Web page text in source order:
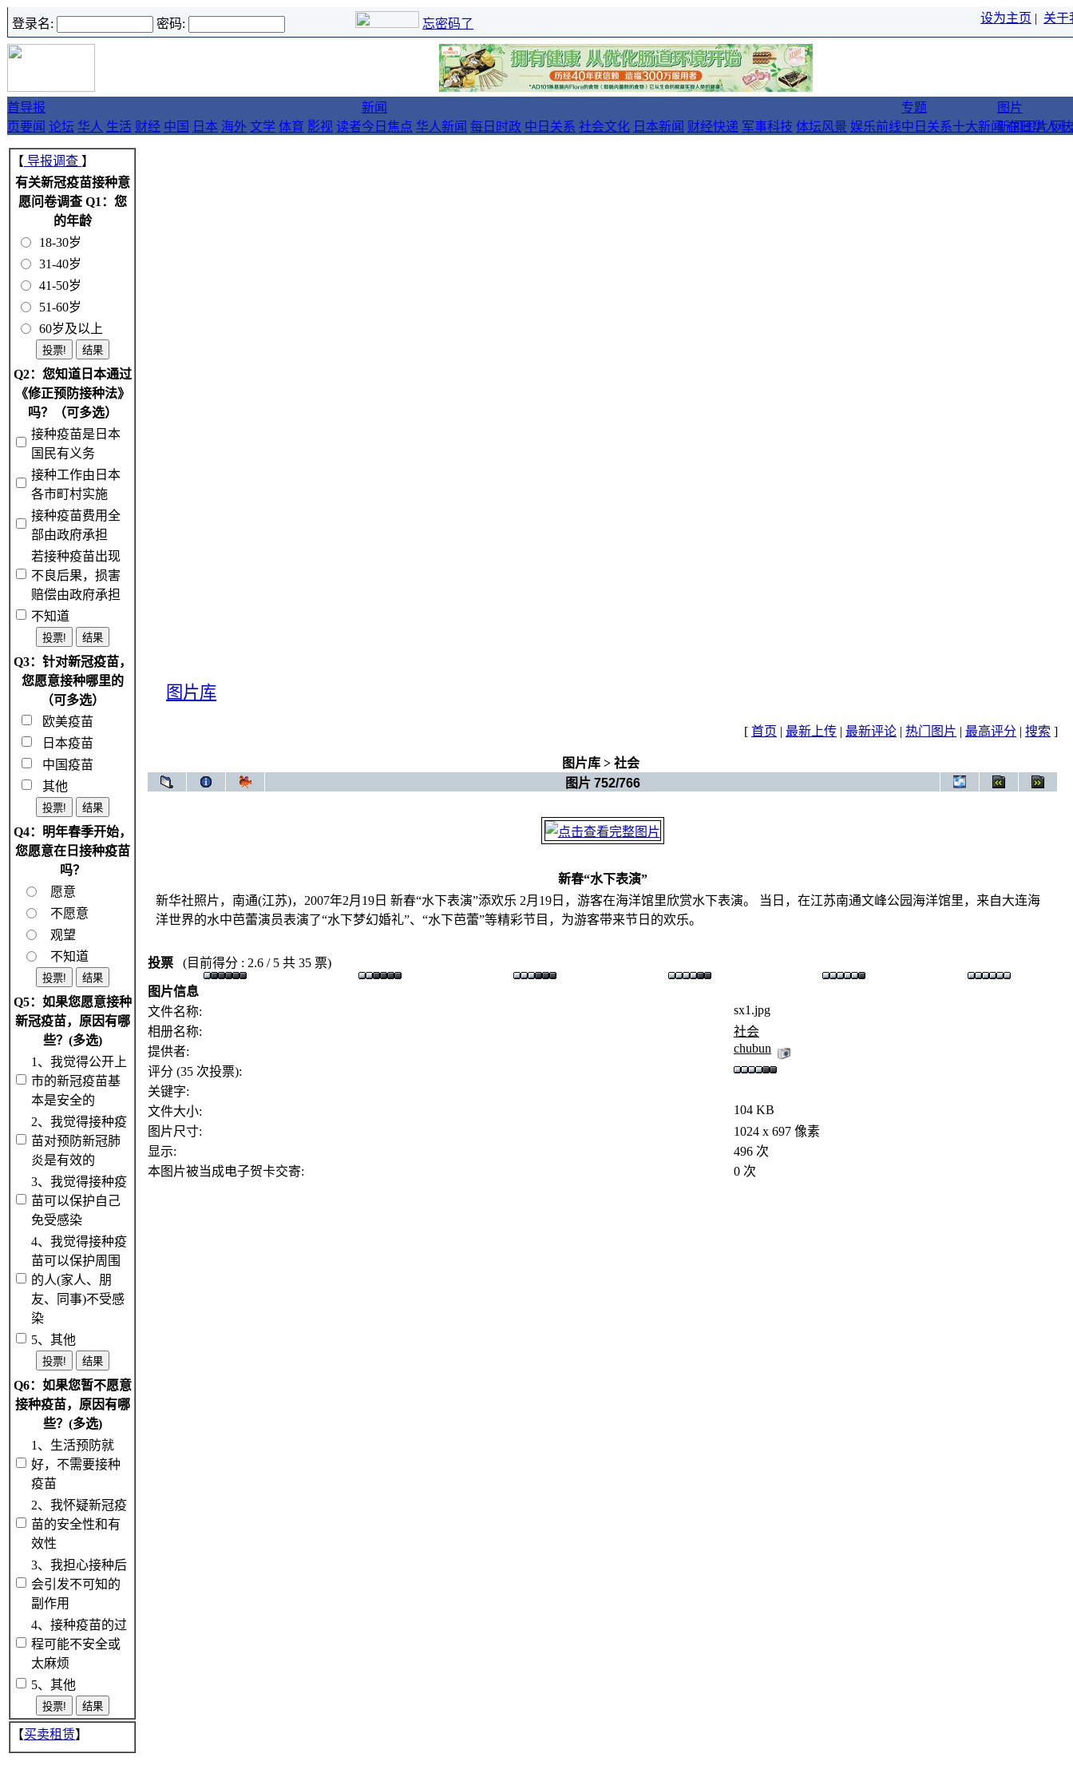
登录名: 密码: 忘密码了 设为主页 | 关于
首
页
导报
要闻 论坛 华人 生活 财经 中国 日本 海外 文学 体育 影视 读者
新闻
今日焦点 华人新闻 每日时政 中日关系 社会文化 日本新闻 财经快递 军事科技 体坛风景 娱乐前线
专题
中日关系十大新闻 在日华人
图片
新闻图片 网
【 导报调查 】
有关新冠疫苗接种意
愿问卷调查 Q1：您
的年龄
18-30岁
31-40岁
41-50岁
51-60岁
60岁及以上
Q2：您知道日本通过
《修正预防接种法》
吗？（可多选）
接种疫苗是日本
国民有义务
接种工作由日本
各市町村实施
接种疫苗费用全
部由政府承担
若接种疫苗出现
不良后果，损害
赔偿由政府承担
不知道
Q3：针对新冠疫苗，
您愿意接种哪里的
（可多选）
欧美疫苗
日本疫苗
中国疫苗
其他
Q4：明年春季开始，
您愿意在日接种疫苗
吗？
愿意
不愿意
观望
不知道
Q5：如果您愿意接种
新冠疫苗，原因有哪
些？(多选)
1、我觉得公开上
市的新冠疫苗基
本是安全的
2、我觉得接种疫
苗对预防新冠肺
炎是有效的
3、我觉得接种疫
苗可以保护自己
免受感染
4、我觉得接种疫
苗可以保护周围
的人(家人、朋
友、同事)不受感
染
5、其他
Q6：如果您暂不愿意
接种疫苗，原因有哪
些？(多选)
1、生活预防就
好，不需要接种
疫苗
2、我怀疑新冠疫
苗的安全性和有
效性
3、我担心接种后
会引发不可知的
副作用
4、接种疫苗的过
程可能不安全或
太麻烦
5、其他
【买卖租赁】
图片库
[ 首页 | 最新上传 | 最新评论 | 热门图片 | 最高评分 | 搜索 ]
图片库 > 社会
图片 752/766
新春“水下表演”
新华社照片，南通(江苏)，2007年2月19日 新春“水下表演”添欢乐 2月19日，游客在海洋馆里欣赏水下表演。 当日，在江苏南通文峰公园海洋馆里，来自大连海
洋世界的水中芭蕾演员表演了“水下梦幻婚礼”、“水下芭蕾”等精彩节目，为游客带来节日的欢乐。
投票 (目前得分 : 2.6 / 5 共 35 票)
图片信息
文件名称:
sx1.jpg
相册名称:
社会
提供者:
chubun
评分 (35 次投票):
关键字:
文件大小:
104 KB
图片尺寸:
1024 x 697 像素
显示:
496 次
本图片被当成电子贺卡交寄:
0 次